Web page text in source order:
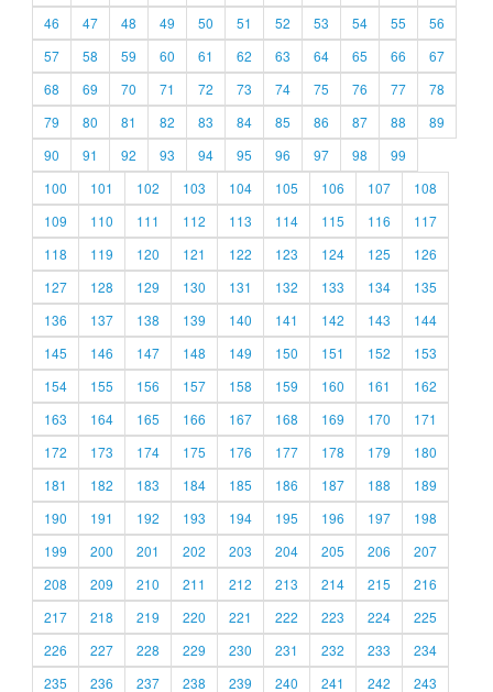
46
47 48 49 50 51 52 53 54 55
56
57
58 59 60 61 62 63 64 65 66
67
68
69 70 71 72 73 74 75 76 77
78
79
80 81 82 83 84 85 86 87 88
89
90
91 92 93 94 95 96 97 98
99
100
101 102 103 104 105 106 107
108
109
110 111 112 113 114 115 116
117
118
119 120 121 122 123 124 125
126
127
128 129 130 131 132 133 134
135
136
137 138 139 140 141 142 143
144
145
146 147 148 149 150 151 152
153
154
155 156 157 158 159 160 161
162
163
164 165 166 167 168 169 170
171
172
173 174 175 176 177 178 179
180
181
182 183 184 185 186 187 188
189
190
191 192 193 194 195 196 197
198
199
200 201 202 203 204 205 206
207
208
209 210 211 212 213 214 215
216
217
218 219 220 221 222 223 224
225
226
227 228 229 230 231 232 233
234
235
236 237 238 239 240 241 242 243